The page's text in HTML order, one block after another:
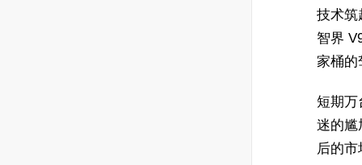
技术筑
智界
家桶的
短期万
迷的尴
后的